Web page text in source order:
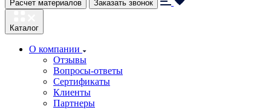
Расчет материалов Заказать звонок
Каталог
О компании
Отзывы
Вопросы-ответы
Сертификаты
Клиенты
Партнеры